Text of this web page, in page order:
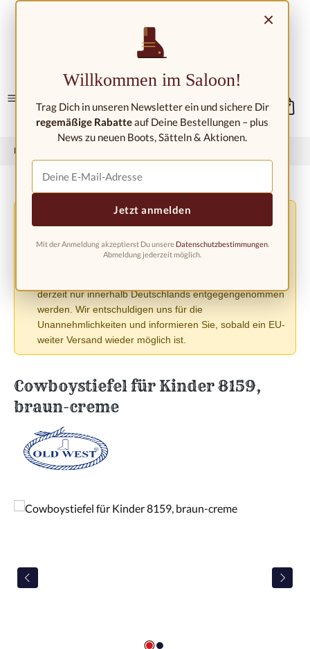
Home
⚠️
Versandänderung aufgrund der EU-Verordnung
PPWR
Aufgrund der neuen EU-Verpackungsverordnung
derzeit nur innerhalb Deutschlands entgegengenommen
werden. Wir entschuldigen uns für die
Unannehmlichkeiten und informieren Sie, sobald ein EU-
weiter Versand wieder möglich ist.
Cowboystiefel für Kinder 8159,
braun-creme
Bildergalerie überspringen
×
Willkommen im Saloon!
Trag Dich in unseren Newsletter ein und sichere Dir
regemäßige Rabatteauf Deine Bestellungen – plus
News zu neuen Boots, Sätteln & Aktionen.
Jetzt anmelden
Mit der Anmeldung akzeptierst Du unsere Datenschutzbestimmungen.
Abmeldung jederzeit möglich.